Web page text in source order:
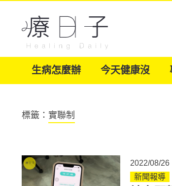
生病怎麼辦 今天健康沒
標籤： 實聯制
2022/08/26
新聞報導